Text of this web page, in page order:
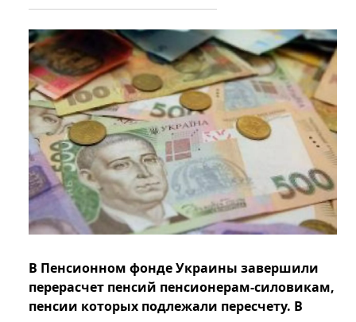
В Пенсионном фонде Украины завершили
перерасчет пенсий пенсионерам-силовикам,
пенсии которых подлежали пересчету. В